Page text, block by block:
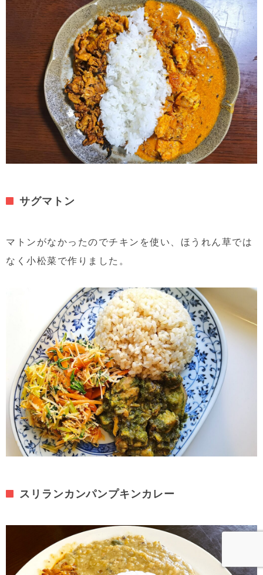
サグマトン
マトンがなかったのでチキンを使い、ほうれん草では
なく小松菜で作りました。
スリランカンパンプキンカレー